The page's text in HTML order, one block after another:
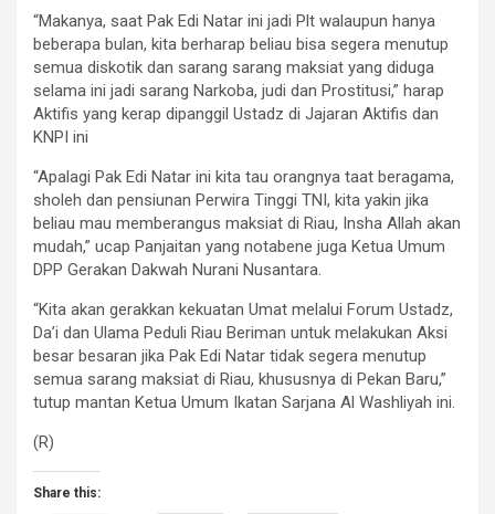
“Makanya, saat Pak Edi Natar ini jadi Plt walaupun hanya
beberapa bulan, kita berharap beliau bisa segera menutup
semua diskotik dan sarang sarang maksiat yang diduga
selama ini jadi sarang Narkoba, judi dan Prostitusi,” harap
Aktifis yang kerap dipanggil Ustadz di Jajaran Aktifis dan
KNPI ini
“Apalagi Pak Edi Natar ini kita tau orangnya taat beragama,
sholeh dan pensiunan Perwira Tinggi TNI, kita yakin jika
beliau mau memberangus maksiat di Riau, Insha Allah akan
mudah,” ucap Panjaitan yang notabene juga Ketua Umum
DPP Gerakan Dakwah Nurani Nusantara.
“Kita akan gerakkan kekuatan Umat melalui Forum Ustadz,
Da’i dan Ulama Peduli Riau Beriman untuk melakukan Aksi
besar besaran jika Pak Edi Natar tidak segera menutup
semua sarang maksiat di Riau, khususnya di Pekan Baru,”
tutup mantan Ketua Umum Ikatan Sarjana Al Washliyah ini.
(R)
Share this: